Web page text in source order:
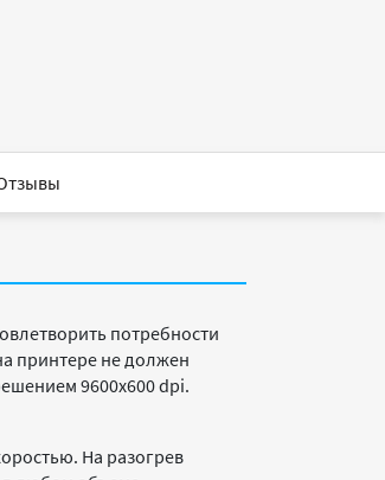
потребности
принтере не должен
9600x600 dpi.
На разогрев